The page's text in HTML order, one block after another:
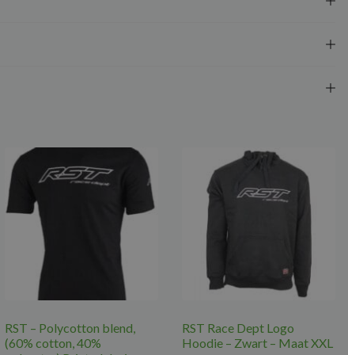
RST – Polycotton blend,
(60% cotton, 40%
RST Race Dept Logo
Hoodie – Zwart – Maat XXL